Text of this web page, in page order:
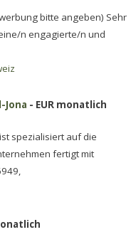
bitte angeben) Sehr
n engagierte/n und
Jona - EUR monatlich
spezialisiert auf die
fertigt mit